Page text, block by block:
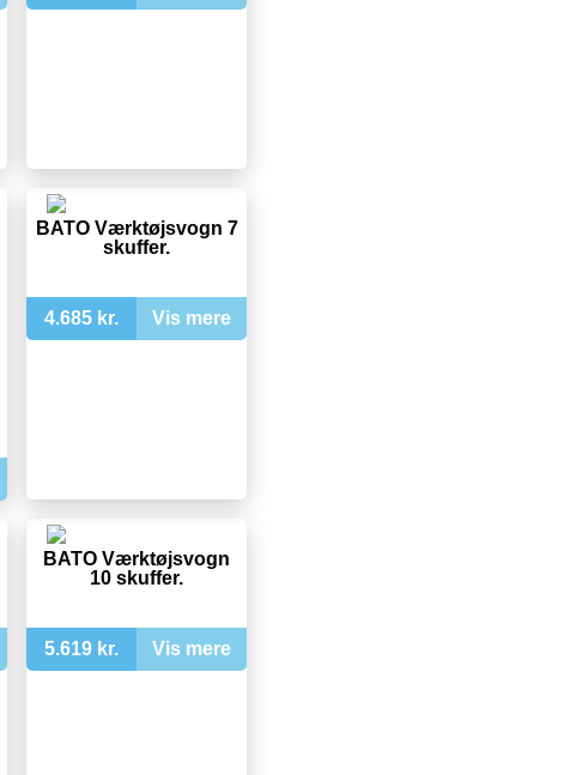
BATO Værktøjsvogn 7
skuffer.
4.685 kr. Vis mere
BATO Værktøjsvogn
10 skuffer.
5.619 kr. Vis mere